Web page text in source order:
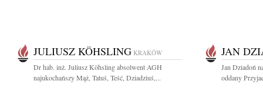
JULIUSZ KÖHSLING KRAKÓW
Dr hab. inż. Juliusz Köhsling absolwent AGH
najukochańszy Mąż, Tatuś, Teść, Dziadziuś,...
JAN
Jan Dziadoń
oddany